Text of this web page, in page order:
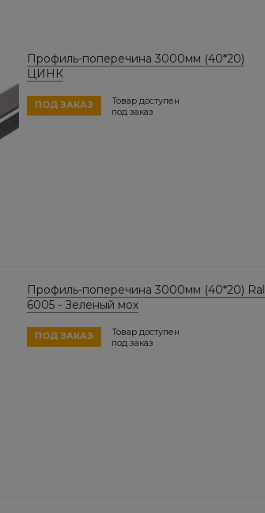
Профиль-поперечина 3000мм (40*20)
ЦИНК
ПОД ЗАКАЗ
Товар доступен
под заказ
Профиль-поперечина 3000мм (40*20) Ral
6005 - Зеленый мох
ПОД ЗАКАЗ
Товар доступен
под заказ